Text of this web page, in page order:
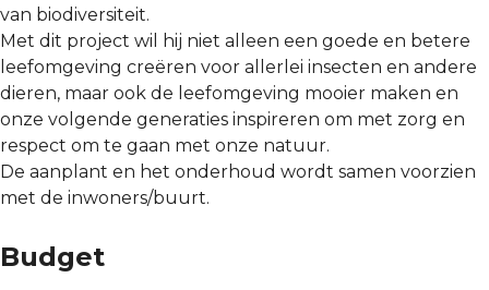
van biodiversiteit.
Met dit project wil hij niet alleen een goede en betere
leefomgeving creëren voor allerlei insecten en andere
dieren, maar ook de leefomgeving mooier maken en
onze volgende generaties inspireren om met zorg en
respect om te gaan met onze natuur.
De aanplant en het onderhoud wordt samen voorzien
met de inwoners/buurt.
Budget